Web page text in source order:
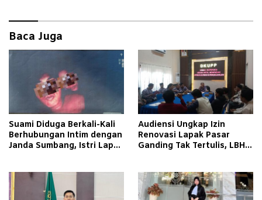
Baca Juga
Suami Diduga Berkali-Kali
Berhubungan Intim dengan
Janda Sumbang, Istri Lapor
Audiensi Ungkap Izin
Renovasi Lapak Pasar
Ganding Tak Tertulis, LBH